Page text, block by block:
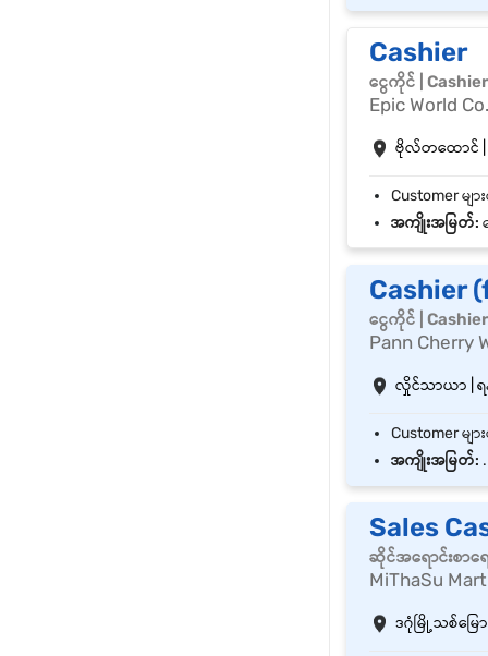
Cashier
ငွေကိုင် | Cashier
Epic World
ဗိုလ်တထောင် |
အကျိုးအမြတ်:
Cashier
ငွေကိုင် | Cashier
Pann Cherry
လှိုင်သာယာ |
အကျိုးအမြတ်: .
Sales
ဆိုင်အရောင်းစာရ
MiThaSu Mart
ဒဂုံမြို့သစ်မြေ